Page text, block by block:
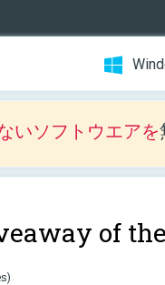
いソフトウエアを
of